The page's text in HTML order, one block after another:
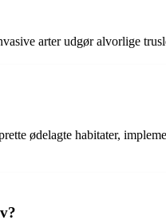
arter udgør alvorlige
ødelagte habitater,